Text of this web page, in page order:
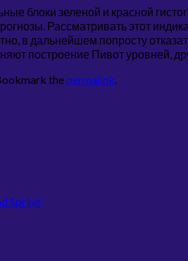
блоки зеленой и красной
Рассматривать этот
в дальнейшем попросту
построение Пивот уровней,
thepermalink.
Spring